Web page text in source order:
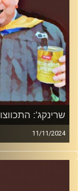
שרינקג':
11/11/2024
המערכת הפוליטית
דוד ופרופסור